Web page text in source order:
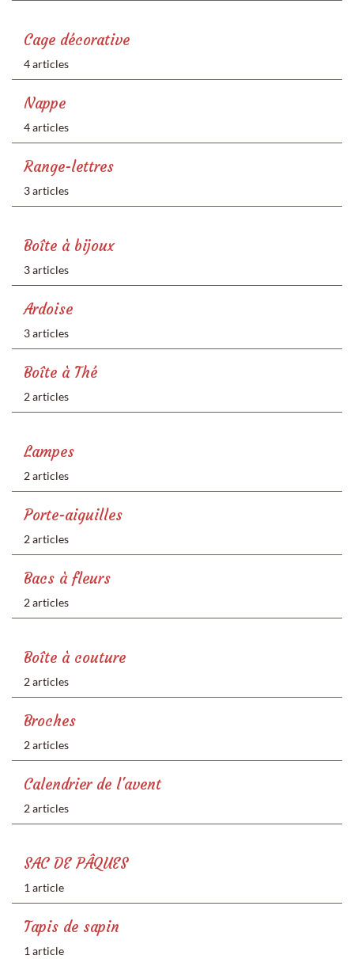
Cage décorative
4 articles
Nappe
4 articles
Range-lettres
3 articles
Boîte à bijoux
3 articles
Ardoise
3 articles
Boîte à Thé
2 articles
Lampes
2 articles
Porte-aiguilles
2 articles
Bacs à fleurs
2 articles
Boîte à couture
2 articles
Broches
2 articles
Calendrier de l'avent
2 articles
SAC DE PÂQUES
1 article
Tapis de sapin
1 article